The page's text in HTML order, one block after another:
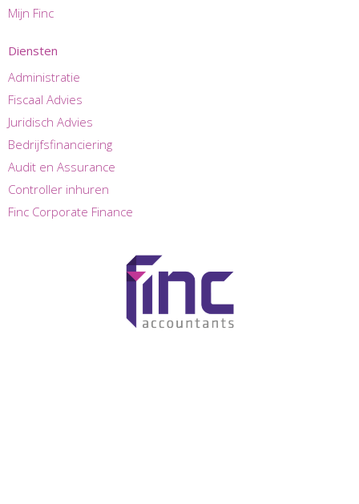
Mijn Finc
Diensten
Administratie
Fiscaal Advies
Juridisch Advies
Bedrijfsfinanciering
Audit en Assurance
Controller inhuren
Finc Corporate Finance